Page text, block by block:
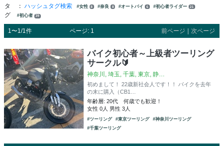
タ
グ
： ハッシュタグ検索 #女性 8 #奈良 8 #オートバイ 6 #初心者ライダー 21
#初心者 39
1〜1/1件 ページ: 1 前ページ 次ページ
バイク初心者～上級者ツーリング
サークル🔰
神奈川, 埼玉, 千葉, 東京, 静…
初めまして！ 22歳新社会人です！！ バイクを去年
の末に購入（CB1…
年齢層: 20代 何歳でも歓迎！
女性 0人 男性 3人
#ツーリング #東京ツーリング
#神奈川ツーリング
#千葉ツーリング